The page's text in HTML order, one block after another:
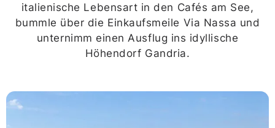
italienische Lebensart in den Cafés am See,
bummle über die Einkaufsmeile Via Nassa und
unternimm einen Ausflug ins idyllische
Höhendorf Gandria.